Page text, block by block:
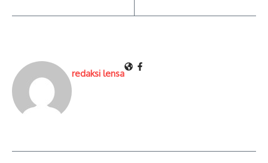
redaksi lensa